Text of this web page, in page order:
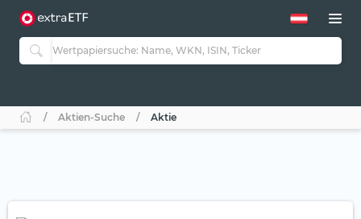
Aktien-Suche Aktie